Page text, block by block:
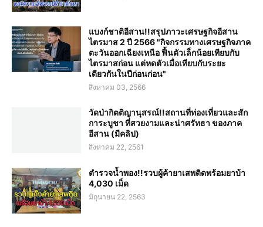
แบงก์ชาติอีสาน!!สรุปภาวะเศรษฐกิจอีสาน
ไตรมาส 2 ปี 2566 "กิจกรรมทางเศรษฐกิจภาค
ตะวันออกเฉียงเหนือ ฟื้นตัวเล็กน้อยเทียบกับ
ไตรมาสก่อน แต่หดตัวเมื่อเทียบกับระยะ
เดียวกันในปีก่อนก่อน"
สิงหาคม 03, 2566
วัดป่ากิตติญานุสรณ์!!สถานที่ท่องเที่ยวและสัก
การะบูชา ที่สวยงามและน่าศรัทธา ของภาค
อีสาน (มีคลิป)
สิงหาคม 22, 2561
ตำรวจน้ำพอง!!รวบผู้ค้ายาเสพติดพร้อมยาบ้า
4,030 เม็ด
มิถุนายน 22, 2563